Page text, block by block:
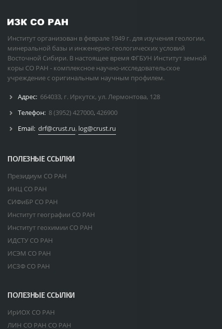
Институт организован в феврале 1949 г. для изучения геологии,
минеральной базы и инженерно-геологических условий
Восточной Сибири. В настоящее время ФГБУН Институт земной
коры СО РАН - комплексное научно-исследовательское
учреждение с оригинальным научным профилем.
Адрес: 664033, г. Иркутск, ул. Лермонтова, 128
Телефон: 8 (3952) 427000, 426900
Email: drf@crust.ru, log@crust.ru
ПОЛЕЗНЫЕ ССЫЛКИ
Президиум СО РАН
ИНЦ СО РАН
СИФиБР СО РАН
Институт географии СО РАН
Институт геохимии СО РАН
ИДСТУ СО РАН
ИСЭМ СО РАН
ИСЗФ СО РАН
ПОЛЕЗНЫЕ ССЫЛКИ
ИрИОХ СО РАН
ЛИН СО РАН СО РАН